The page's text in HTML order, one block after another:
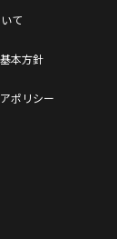
て
本方針
ポリシー